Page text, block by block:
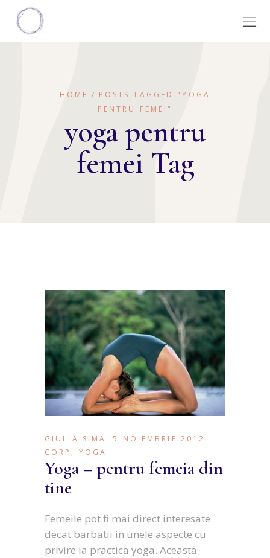
HOME
POSTS TAGGED "YOGA
PENTRU FEMEI"
yoga pentru
femei Tag
GIULIA SIMA
5 NOIEMBRIE 2012
CORP, YOGA
Yoga – pentru femeia din
tine
Femeile pot fi mai direct interesate
decat barbatii in unele aspecte cu
privire la practica yoga. Aceasta